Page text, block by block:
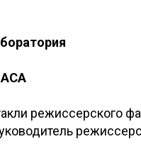
режиссерского